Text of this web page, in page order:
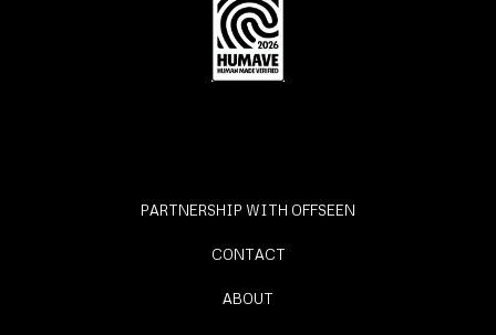
PARTNERSHIP WITH OFFSEEN
CONTACT
ABOUT